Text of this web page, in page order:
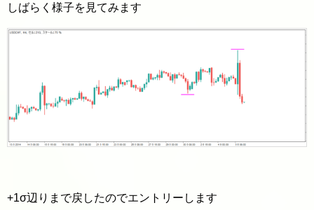
しばらく様子を見てみます
+1σ辺りまで戻したのでエントリーします